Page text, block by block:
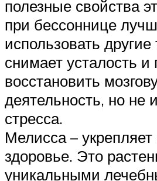
полезные свойства
при бессоннице
использовать
снимает усталость и
восстановить
деятельность, но не
стресса.
Мелисса –
здоровье. Это
уникальными